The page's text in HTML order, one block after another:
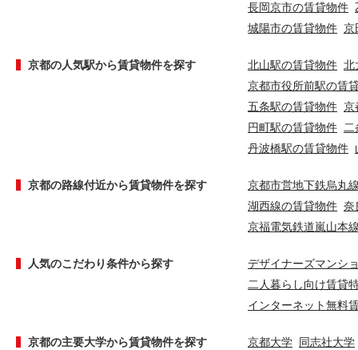
長岡京市の賃貸物件
城陽市の賃貸物件 京
京都の人気駅から賃貸物件を探す 北山駅の賃貸物件 北
京都市役所前駅の賃
五条駅の賃貸物件 京
円町駅の賃貸物件
丹波橋駅の賃貸物件
京都の路線付近から賃貸物件を探す
京都市営地下鉄烏丸
湖西線の賃貸物件 奈
京福電気鉄道嵐山本
人気のこだわり条件から探す
デザイナーズマンシ
二人暮らし向け賃貸
インターネット無料
京都の主要大学から賃貸物件を探す 京都大学 同志社大学